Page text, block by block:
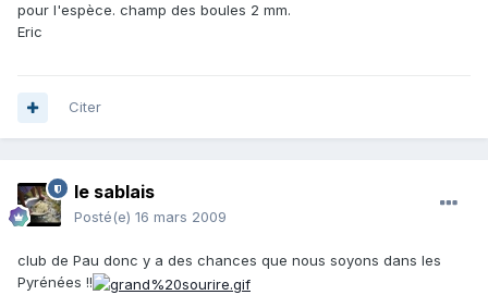
pour l'espèce. champ des boules 2 mm.
Eric
Citer
le sablais
Posté(e) 16 mars 2009
club de Pau donc y a des chances que nous soyons dans les
Pyrénées !!